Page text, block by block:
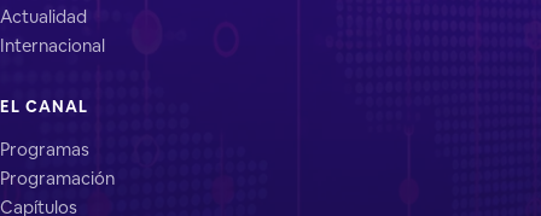
Actualidad
Internacional
EL CANAL
Programas
Programación
Capítulos